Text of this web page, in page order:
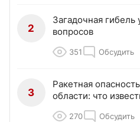
2
Загадочная гибель
вопросов
351 Обсудить
3
Ракетная
области: что
270 Обсудить